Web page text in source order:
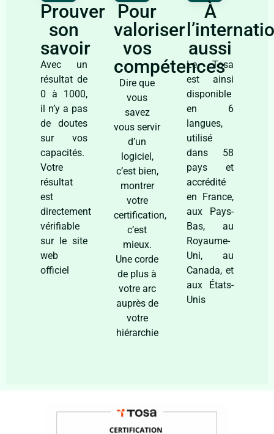
Prouver
son
savoir​
Avec un
résultat de
0 à 1000,
il n’y a pas
de doutes
sur vos
capacités.
Votre
résultat
est
directement
vérifiable
sur le site
web
officiel
Pour
valoriser
vos
compétences
Dire que
vous
savez
vous servir
d’un
logiciel,
c’est bien,
montrer
votre
certification,
c’est
mieux.
Une corde
de plus à
votre arc
auprès de
votre
hiérarchie
À
aussi
Le Tosa
est ainsi
disponible
en 6
langues,
utilisé
dans 58
pays et
accrédité
en France,
aux Pays-
Bas, au
Royaume-
Uni, au
Canada, et
aux États-
Unis